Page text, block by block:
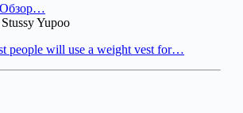
Обзор…
Yupoo
people will use a weight vest for…